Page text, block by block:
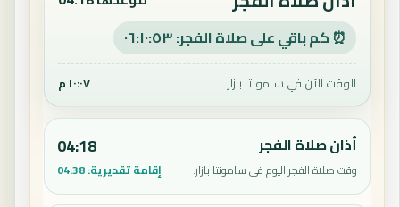
⏰ كم باقي على صلاة الفجر: ٠٦:١٠:٥٢
الوقت الآن في سامونتا بازار ١٠:٠٧ م
أذان صلاة الفجر
وقت صلاة الفجر اليوم في سامونتا بازار.
04:18
إقامة تقديرية:04:38